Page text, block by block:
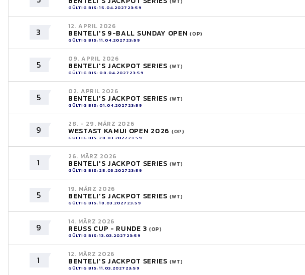
GÜLTIG BIS: 15.04.2027 23:59
3
12. APRIL 2026
BENTELI'S 9-BALL SUNDAY OPEN(OP)
GÜLTIG BIS: 11.04.2027 23:59
5
09. APRIL 2026
BENTELI'S JACKPOT SERIES (WT)
GÜLTIG BIS: 08.04.2027 23:59
5
02. APRIL 2026
BENTELI'S JACKPOT SERIES (WT)
GÜLTIG BIS: 01.04.2027 23:59
9
28. - 29. MÄRZ 2026
WESTAST KAMUI OPEN 2026 (OP)
GÜLTIG BIS: 28.03.2027 23:59
1
26. MÄRZ 2026
BENTELI'S JACKPOT SERIES (WT)
GÜLTIG BIS: 25.03.2027 23:59
5
19. MÄRZ 2026
BENTELI'S JACKPOT SERIES (WT)
GÜLTIG BIS: 18.03.2027 23:59
9
14. MÄRZ 2026
REUSS CUP - RUNDE 3 (OP)
GÜLTIG BIS: 13.03.2027 23:59
1
12. MÄRZ 2026
BENTELI'S JACKPOT SERIES (WT)
GÜLTIG BIS: 11.03.2027 23:59